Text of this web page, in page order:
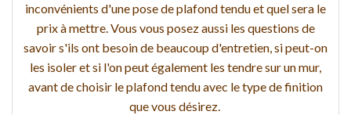
inconvénients d'une pose de plafond tendu et quel sera le
prix à mettre. Vous vous posez aussi les questions de
savoir s'ils ont besoin de beaucoup d'entretien, si peut-on
les isoler et si l'on peut également les tendre sur un mur,
avant de choisir le plafond tendu avec le type de finition
que vous désirez.